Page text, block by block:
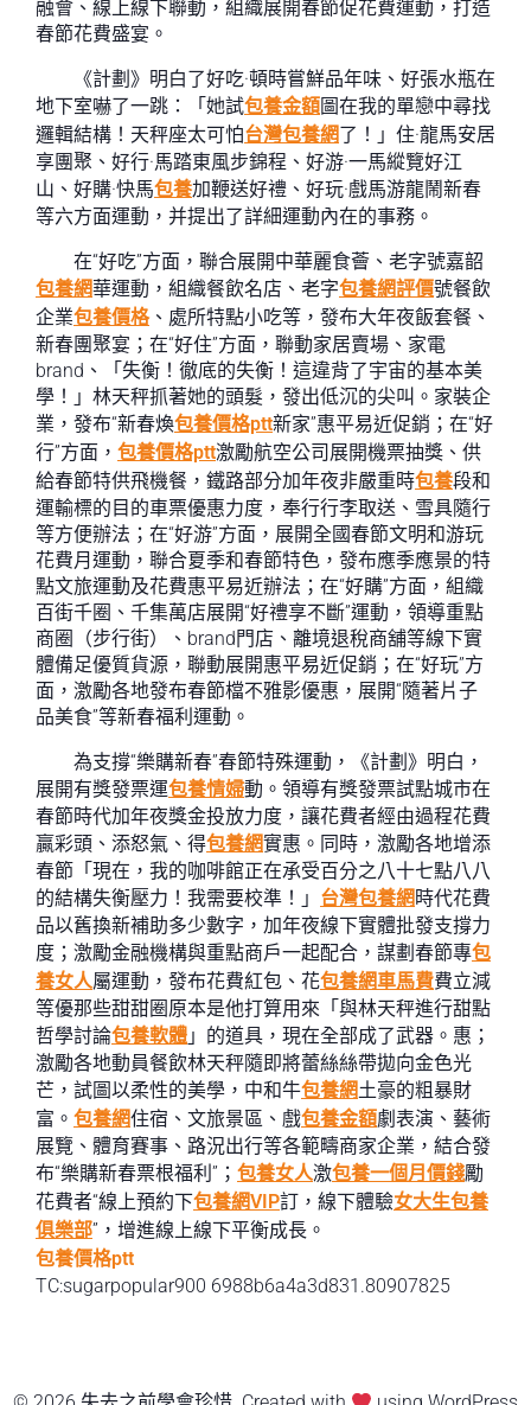
融會、線上線下聯動，組織展開春節促花費運動，打造
春節花費盛宴。
《計劃》明白了好吃·頓時嘗鮮品年味、好張水瓶在
地下室嚇了一跳：「她試包養金額圖在我的單戀中尋找
邏輯結構！天秤座太可怕台灣包養網了！」住·龍馬安居
享團聚、好行·馬踏東風步錦程、好游·一馬縱覽好江
山、好購·快馬包養加鞭送好禮、好玩·戲馬游龍鬧新春
等六方面運動，并提出了詳細運動內在的事務。
在“好吃”方面，聯合展開中華麗食薈、老字號嘉韶
包養網華運動，組織餐飲名店、老字包養網評價號餐飲
企業包養價格、處所特點小吃等，發布大年夜飯套餐、
新春團聚宴；在“好住”方面，聯動家居賣場、家電
brand、「失衡！徹底的失衡！這違背了宇宙的基本美
學！」林天秤抓著她的頭髮，發出低沉的尖叫。家裝企
業，發布“新春煥包養價格ptt新家”惠平易近促銷；在“好
行”方面， 包養價格ptt激勵航空公司展開機票抽獎、供
給春節特供飛機餐，鐵路部分加年夜非嚴重時包養段和
運輸標的目的車票優惠力度，奉行行李取送、雪具隨行
等方便辦法；在“好游”方面，展開全國春節文明和游玩
花費月運動，聯合夏季和春節特色，發布應季應景的特
點文旅運動及花費惠平易近辦法；在“好購”方面，組織
百街千圈、千集萬店展開“好禮享不斷”運動，領導重點
商圈（步行街）、brand門店、離境退稅商舖等線下實
體備足優質貨源，聯動展開惠平易近促銷；在“好玩”方
面，激勵各地發布春節檔不雅影優惠，展開“隨著片子
品美食”等新春福利運動。
為支撐“樂購新春”春節特殊運動，《計劃》明白，
展開有獎發票運包養情婦動。領導有獎發票試點城市在
春節時代加年夜獎金投放力度，讓花費者經由過程花費
贏彩頭、添怒氣、得包養網實惠。同時，激勵各地增添
春節「現在，我的咖啡館正在承受百分之八十七點八八
的結構失衡壓力！我需要校準！」 台灣包養網 時代花費
品以舊換新補助多少數字，加年夜線下實體批發支撐力
度；激勵金融機構與重點商戶一起配合，謀劃春節專包
養女人屬運動，發布花費紅包、花包養網車馬費費立減
等優那些甜甜圈原本是他打算用來「與林天秤進行甜點
哲學討論包養軟體 」的道具，現在全部成了武器。惠；
激勵各地動員餐飲林天秤隨即將蕾絲絲帶拋向金色光
芒，試圖以柔性的美學，中和牛包養網土豪的粗暴財
富。 包養網住宿、文旅景區、戲包養金額劇表演、藝術
展覽、體育賽事、路況出行等各範疇商家企業，結合發
布“樂購新春票根福利”； 包養女人激包養一個月價錢勵
花費者“線上預約下包養網VIP訂，線下體驗女大生包養
俱樂部”，增進線上線下平衡成長。
包養價格ptt
TC:sugarpopular900 6988b6a4a3d831.80907825